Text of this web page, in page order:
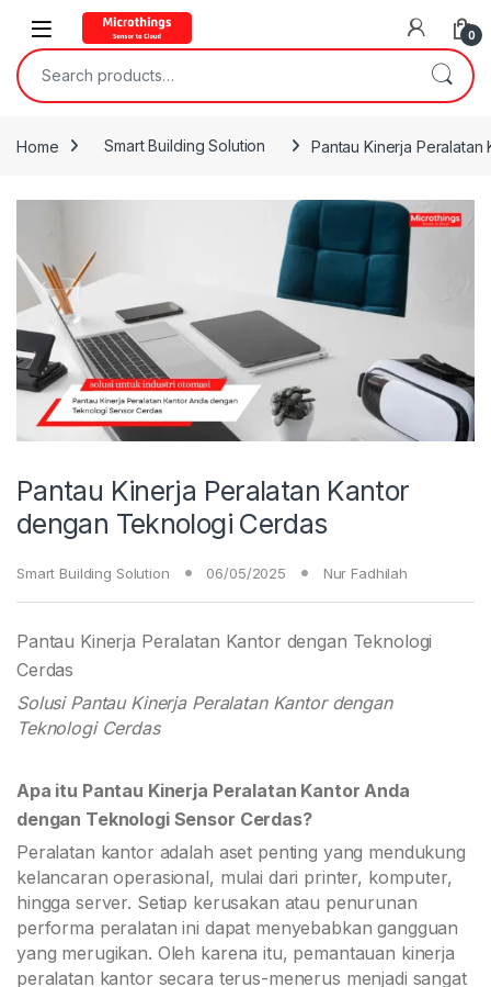
Open 0
Search for:
Home Smart Building Solution Pantau Kinerja
Pantau Kinerja Peralatan Kantor
dengan Teknologi Cerdas
Smart Building Solution 06/05/2025 Nur Fadhilah
Pantau Kinerja Peralatan Kantor dengan Teknologi
Cerdas
Solusi Pantau Kinerja Peralatan Kantor dengan
Teknologi Cerdas
Apa itu Pantau Kinerja Peralatan Kantor Anda
dengan Teknologi Sensor Cerdas?
Peralatan kantor adalah aset penting yang mendukung
kelancaran operasional, mulai dari printer, komputer,
hingga server. Setiap kerusakan atau penurunan
performa peralatan ini dapat menyebabkan gangguan
yang merugikan. Oleh karena itu, pemantauan kinerja
peralatan kantor secara terus-menerus menjadi sangat